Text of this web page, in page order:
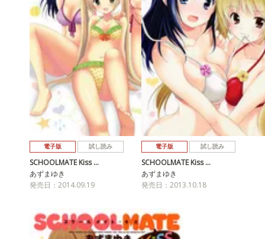
電子版 試し読み
SCHOOLMATE Kiss …
あずまゆき
発売日：2014.09.19
電子版 試し読み
SCHOOLMATE Kiss …
あずまゆき
発売日：2013.10.18